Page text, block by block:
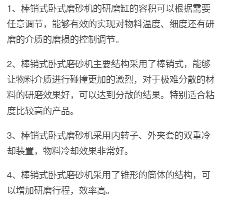
1、棒销式卧式磨砂机的研磨缸的容积可以根据需要
任意调节，能够有效的实现对物料温度、细度还有研
磨的介质的磨损的控制调节。
2、棒销式卧式磨砂机主要结构采用了棒销式，能够
让物料介质进行碰撞更加的激烈，对于极难分散的材
料的研磨效果好，可以达到分散的结果。特别适合粘
度比较高的产品。
3、棒销式卧式磨砂机采用内转子、外夹套的双重冷
却装置，物料冷却效果非常好。
4、棒销式卧式磨砂机采用了锥形的筒体的结构，可
以增加研磨行程，效率高。